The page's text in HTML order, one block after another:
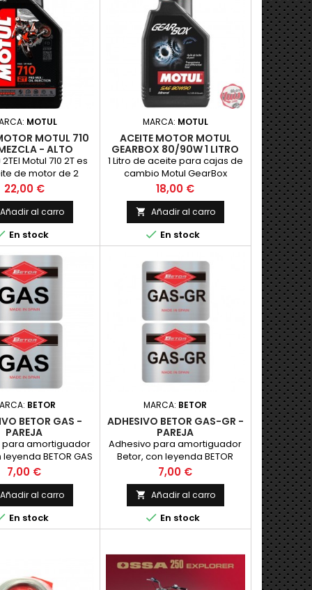
MOTUL
MOTUL 710
- ALTO
Motul 710 2T es
de motor de 2
alto rendimiento
de
de alta calidad
m&aacute;s altas
en las carreras y
en todos los
de 2 tiempos con
o
Adecuado para
mixta y
Compatible con los
Precio
22,00 €
Añadir al carro
En stock
MARCA: MOTUL
ACEITE MOTOR MOTUL
GEARBOX 80/90W 1 LITRO
1 Litro de aceite para cajas de
cambio Motul GearBox
80/90W Mineral
Precio
18,00 €
 Añadir al carro
 En stock
BETOR
BETOR GAS -
PAREJA
para amortiguador
BETOR GAS
en vinilo plateado
como el
POR PAREJA
Precio
7,00 €
Añadir al carro
En stock
MARCA: BETOR
ADHESIVO BETOR GAS-GR -
PAREJA
Adhesivo para amortiguador
Betor, con leyenda BETOR
GAS-GR realizado en vinilo
plateado con impresion,
como el original. PRECIO POR
PAREJA
Precio
7,00 €
 Añadir al carro
 En stock